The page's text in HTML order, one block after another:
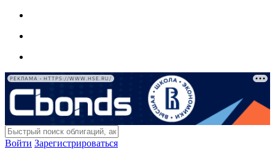
РЕКЛАМА • HTTPS://WWW.HSE.RU/
Войти Зарегистрироваться